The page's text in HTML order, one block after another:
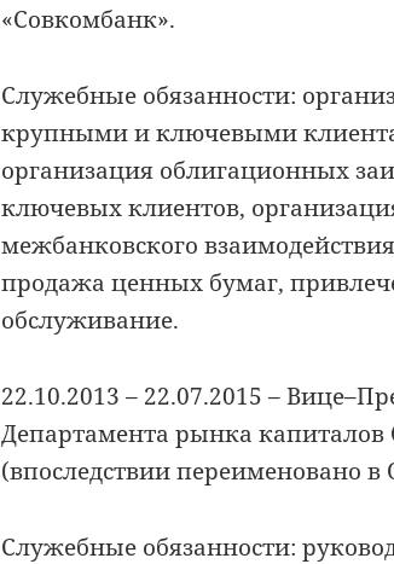
«Совкомбанк».
Служебные обязанности:
крупными и ключевыми
организация облигационных
ключевых клиентов,
межбанковского
продажа ценных бумаг,
обслуживание.
22.10.2013 – 22.07.2015 –
Департамента рынка
(впоследствии переименовано
Служебные обязанности: